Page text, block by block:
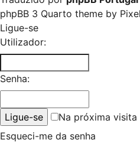
phpBB 3 Quarto theme by
Ligue-se
Utilizador:
Senha:
Na próxima
Esqueci-me da senha